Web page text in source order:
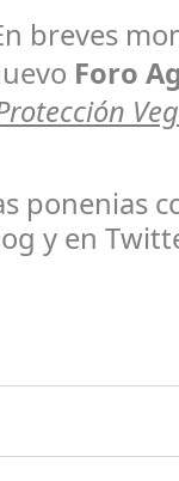
breves
Foro
ponenias
y en